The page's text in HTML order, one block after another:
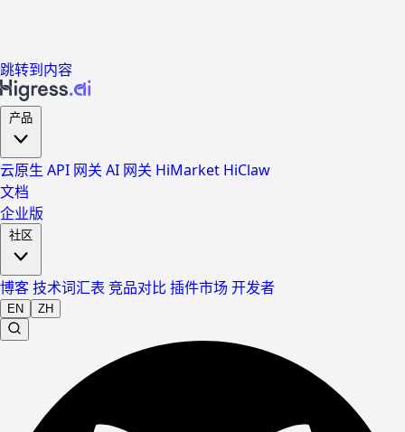
跳转到内容
云原生 API 网关 AI 网关 HiMarket HiClaw
文档
企业版
博客技术词汇表 竞品对比 插件市场 开发者
EN ZH